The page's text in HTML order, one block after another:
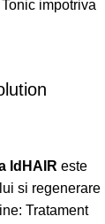
IdHAIR este
si regenerare
Tratament